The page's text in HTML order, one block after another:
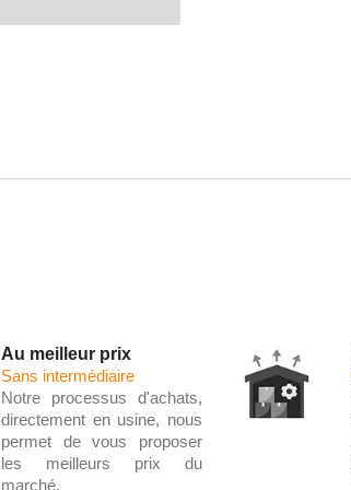
Au meilleur prix
Sans intermédiaire
Notre processus d'achats,
directement en usine, nous
permet de vous proposer
les meilleurs prix du
marché.